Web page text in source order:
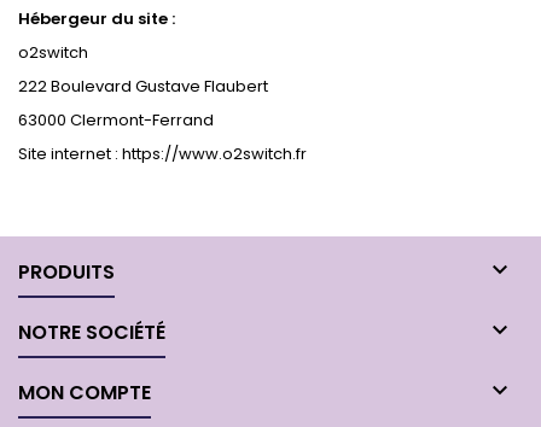
Hébergeur du site :
o2switch
222 Boulevard Gustave Flaubert
63000 Clermont-Ferrand
Site internet : https://www.o2switch.fr
PRODUITS 
NOTRE SOCIÉTÉ 
MON COMPTE 